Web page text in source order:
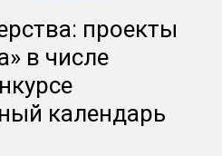
проекты
в числе
календарь